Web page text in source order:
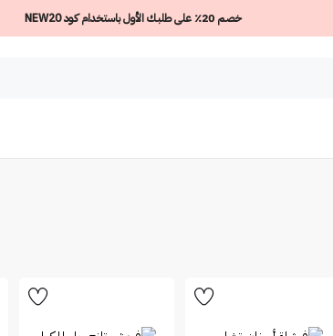
خصم 20٪ على طلبك الأول باستخدام كود NEW20